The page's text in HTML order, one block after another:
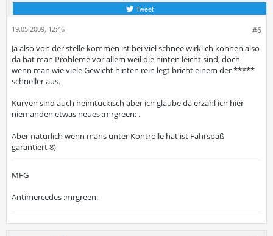
Tweet
#6
19.05.2009, 12:46
Ja also von der stelle kommen ist bei viel schnee wirklich können also
da hat man Probleme vor allem weil die hinten leicht sind, doch
wenn man wie viele Gewicht hinten rein legt bricht einem der *****
schneller aus.
Kurven sind auch heimtückisch aber ich glaube da erzähl ich hier
niemanden etwas neues :mrgreen: .
Aber natürlich wenn mans unter Kontrolle hat ist Fahrspaß
garantiert 8)
MFG
Antimercedes :mrgreen: